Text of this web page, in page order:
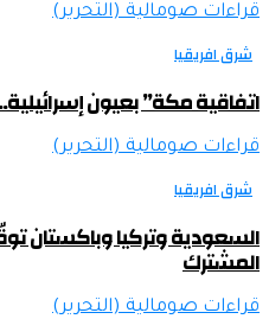
قراءات صومالية (التحرير)
شرق افريقيا
اتفاقية مكة” بعيون
قراءات صومالية (التحرير)
شرق افريقيا
السعودية وتركيا وباكستان
المشترك
قراءات صومالية (التحرير)